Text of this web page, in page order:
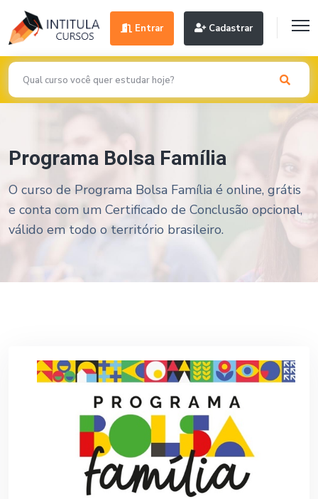
Entrar Cadastrar
Programa Bolsa Família
O curso de Programa Bolsa Família é online, grátis
e conta com um Certificado de Conclusão opcional,
válido em todo o território brasileiro.